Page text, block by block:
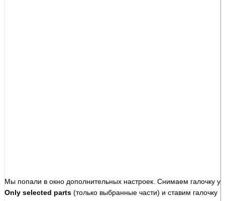
Мы попали в окно дополнительных настроек. Снимаем галочку у
Only selected parts (только выбранные части) и ставим галочку